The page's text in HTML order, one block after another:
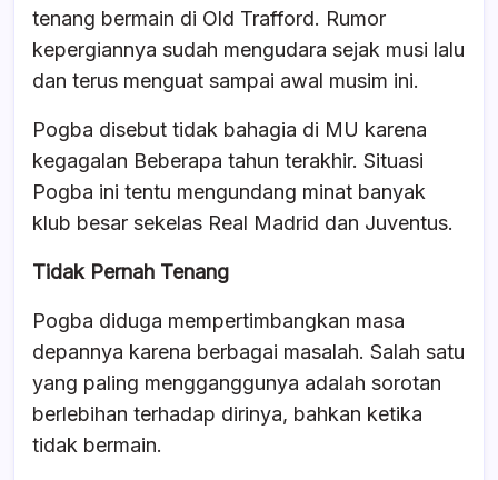
tenang bermain di Old Trafford. Rumor
kepergiannya sudah mengudara sejak musi lalu
dan terus menguat sampai awal musim ini.
Pogba disebut tidak bahagia di MU karena
kegagalan Beberapa tahun terakhir. Situasi
Pogba ini tentu mengundang minat banyak
klub besar sekelas Real Madrid dan Juventus.
Tidak Pernah Tenang
Pogba diduga mempertimbangkan masa
depannya karena berbagai masalah. Salah satu
yang paling mengganggunya adalah sorotan
berlebihan terhadap dirinya, bahkan ketika
tidak bermain.